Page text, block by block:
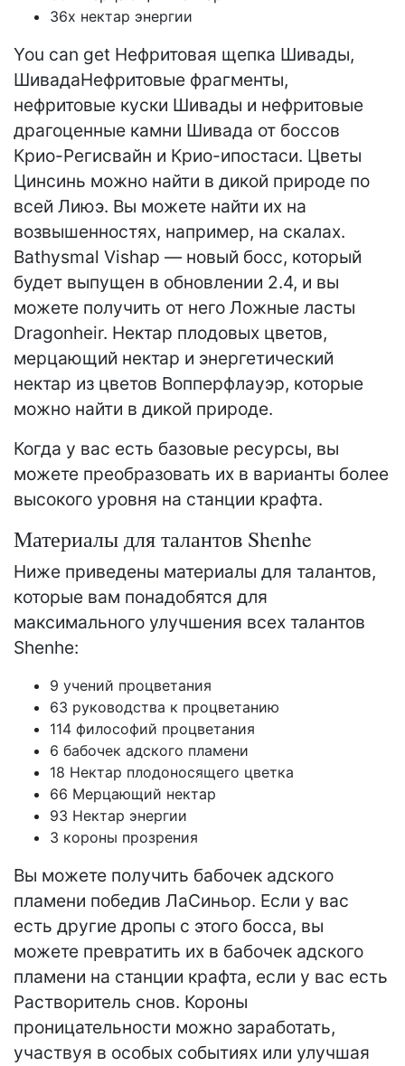
36x нектар энергии
You can get Нефритовая щепка Шивады,
ШивадаНефритовые фрагменты,
нефритовые куски Шивады и нефритовые
драгоценные камни Шивада от боссов
Крио-Регисвайн и Крио-ипостаси. Цветы
Цинсинь можно найти в дикой природе по
всей Лиюэ. Вы можете найти их на
возвышенностях, например, на скалах.
Bathysmal Vishap — новый босс, который
будет выпущен в обновлении 2.4, и вы
можете получить от него Ложные ласты
Dragonheir. Нектар плодовых цветов,
мерцающий нектар и энергетический
нектар из цветов Вопперфлауэр, которые
можно найти в дикой природе.
Когда у вас есть базовые ресурсы, вы
можете преобразовать их в варианты более
высокого уровня на станции крафта.
Материалы для талантов Shenhe
Ниже приведены материалы для талантов,
которые вам понадобятся для
максимального улучшения всех талантов
Shenhe:
9 учений процветания
63 руководства к процветанию
114 философий процветания
6 бабочек адского пламени
18 Нектар плодоносящего цветка
66 Мерцающий нектар
93 Нектар энергии
3 короны прозрения
Вы можете получить бабочек адского
пламени победив ЛаСиньор. Если у вас
есть другие дропы с этого босса, вы
можете превратить их в бабочек адского
пламени на станции крафта, если у вас есть
Растворитель снов. Короны
проницательности можно заработать,
участвуя в особых событиях или улучшая